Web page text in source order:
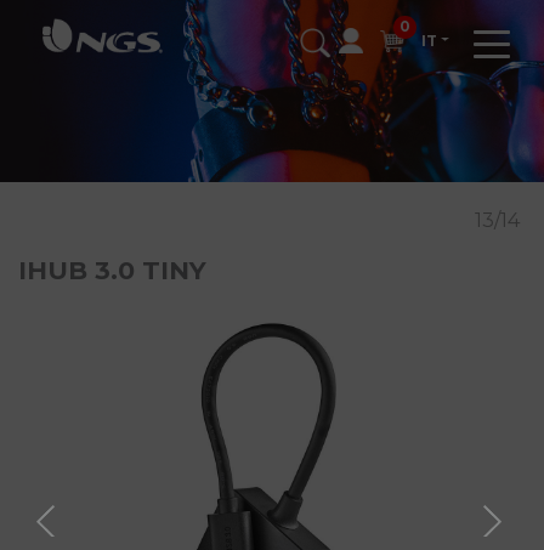
0
IT
13/14
IHUB 3.0 TINY